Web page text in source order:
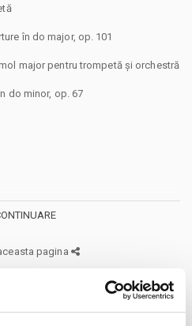
în do major, op. 101
major pentru trompetă și orchestră
do minor, op. 67
preturile biletelor sau
de intermediere, procesare, emitere
pagina